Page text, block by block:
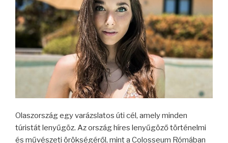
Olaszország egy varázslatos úti cél, amely minden
túristát lenyűgöz. Az ország híres lenyűgöző történelmi
és művészeti örökségéről, mint a Colosseum Rómában